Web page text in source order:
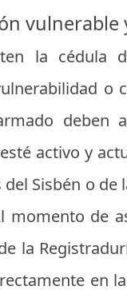
vulnerable
la cédula
o
deben
activo y
Sisbén o de
momento de
la
en